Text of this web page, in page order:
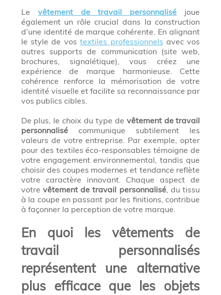
Le vêtement de travail personnalisé joue
également un rôle crucial dans la construction
d’une identité de marque cohérente. En alignant
le style de vostextiles professionnels avec vos
autres supports de communication (site web,
brochures, signalétique), vous créez une
expérience de marque harmonieuse. Cette
cohérence renforce la mémorisation de votre
identité visuelle et facilite sa reconnaissance par
vos publics cibles.
De plus, le choix du type de vêtement de travail
personnalisécommunique subtilement les
valeurs de votre entreprise. Par exemple, opter
pour des textiles éco-responsables témoigne de
votre engagement environnemental, tandis que
choisir des coupes modernes et tendance reflète
votre caractère innovant. Chaque aspect de
votre vêtement de travail personnalisé, du tissu
à la coupe en passant par les finitions, contribue
à façonner la perception de votre marque.
En quoi les vêtements de
travail personnalisés
représentent une alternative
plus efficace que les objets